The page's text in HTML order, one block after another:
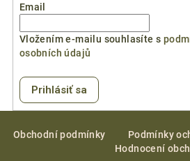
Email
Vložením e-mailu souhlasíte s
osobních údajů
Prihlásiť sa
Obchodní podmínky
Podmínky
Hodnocení